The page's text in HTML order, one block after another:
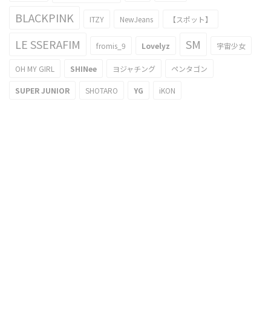
BLACKPINK ITZY NewJeans 【スポット】
LE SSERAFIM fromis_9 Lovelyz SM 宇宙少女
OH MY GIRL SHINee ヨジャチング ペンタゴン
SUPER JUNIOR SHOTARO YG iKON